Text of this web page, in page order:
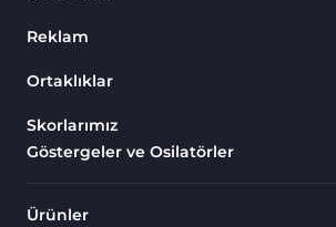
Reklam
Ortaklıklar
Skorlarımız
Göstergeler ve Osilatörler
Ürünler